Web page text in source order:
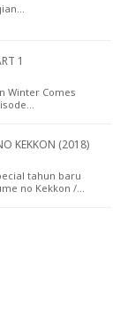
1
Winter Comes
KEKKON (2018)
tahun baru
no Kekkon /…